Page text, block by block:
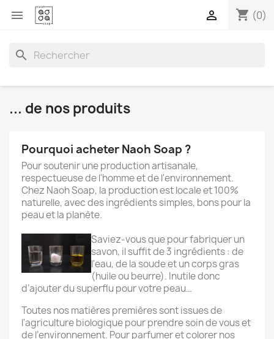
 shopping_cart (0)

search
... de nos produits
Pourquoi acheter Naoh Soap ?
Pour soutenir une production artisanale,
respectueuse de l'homme et de l'environnement.
Chez Naoh Soap, la production est locale et 100%
naturelle, avec des ingrédients simples, bons pour la
peau et la planète.
Saviez-vous que pour fabriquer un
savon, il suffit de 3 ingrédients : de
l'eau, de la soude et un corps gras
(huile ou beurre). Inutile donc
d’ajouter du superflu pour votre peau…
Toutes nos matières premières sont issues de
l'agriculture biologique pour prendre soin de vous et
de l’environnement. Pour parfumer et colorer nos